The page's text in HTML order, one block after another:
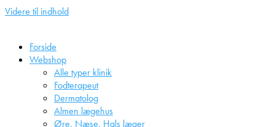
Videre til indhold
Forside
Webshop
Alle typer klinik
Fodterapeut
Dermatolog
Almen lægehus
Øre, Næse, Hals læger